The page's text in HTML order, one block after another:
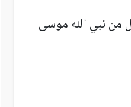
من نبي الله موسى